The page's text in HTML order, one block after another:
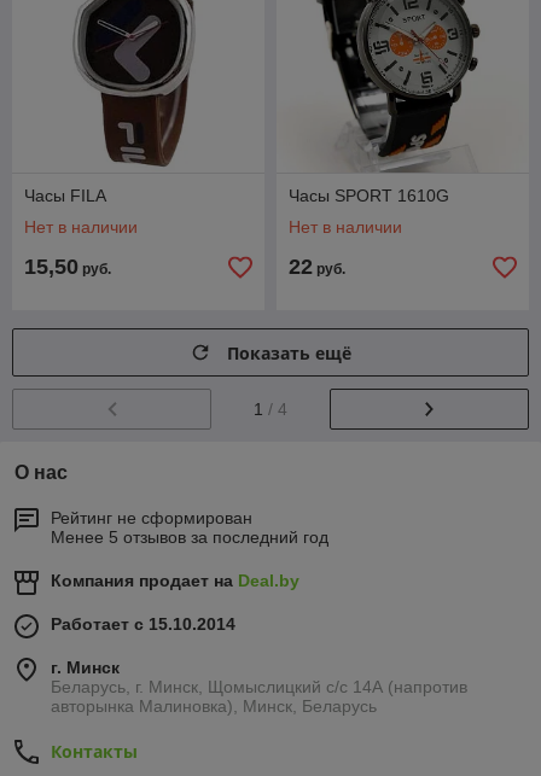
Часы FILA
Нет в наличии
15,50 руб.
Часы SPORT 1610G
Нет в наличии
22 руб.
Показать ещё
1 / 4
О нас
Рейтинг не сформирован
Менее 5 отзывов за последний год
Компания продает на Deal.by
Работает с 15.10.2014
г. Минск
Беларусь, г. Минск, Щомыслицкий с/с 14А (напротив
авторынка Малиновка), Минск, Беларусь
Контакты